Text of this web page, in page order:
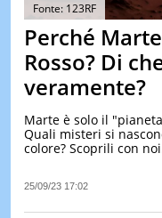
Fonte: 123RF
Perché
Rosso? Di
veramente?
Marte è solo il
Quali misteri si
colore? Scoprili con
25/09/23 17:02